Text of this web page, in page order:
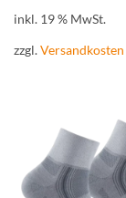
inkl. 19 % MwSt.
zzgl.Versandkosten